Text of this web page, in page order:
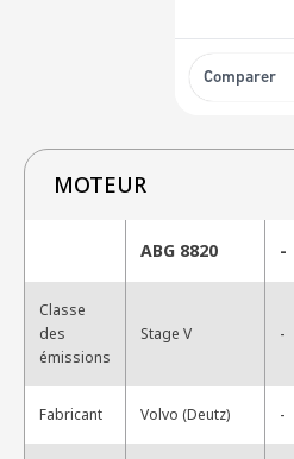
Comparer
MOTEUR
ABG 8820 -
Classe
des
émissions
Stage V -
Fabricant Volvo (Deutz) -